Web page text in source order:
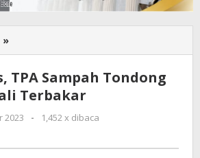
»
Panas,
Sampah
Tondong
Sinjai
TPA Sampah Tondong
Terbakar
2023
oleh
-
1,452 x dibaca